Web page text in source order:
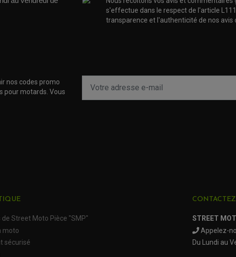
s'effectue dans le respect de l'article
transparence et l'authenticité de nos avis
nos codes promo
pour motards. Vous
de Street Moto Pièce "SMP"
moto
sécurisé
STREET
Appelez-
Du Lundi au